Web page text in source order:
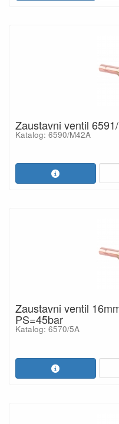
Zaustavni ventil
Katalog: 6590/M42A
Zaustavni ventil
PS=45bar
Katalog: 6570/5A